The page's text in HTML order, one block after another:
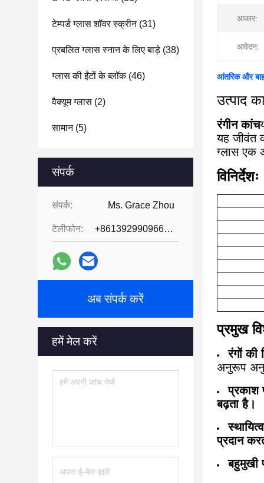
टेम्पर्ड ग्लास शॉवर स्क्रीन(31)
प्रबलित ग्लास स्नान के लिए बाड़े (38)
ग्लास की ईंटों के ब्लॉक(46)
वैक्यूम ग्लास (2)
सामान(5)
संपर्क
संपर्क: Ms. Grace Zhou
टेलीफोन: +8613929909663--13690711186
अब संपर्क करें
हमें मेल करें
आकार:
आवेदन:
आंतरिक और
उत्पाद
रंगीन कांच
यह जीवंत
ग्लास एक
विनिर्देशः
प्रमुख
रंगों की
अनुरूप
प्रकाश
बढ़ता है।
स्थायित्व
प्रदान
बहुमुखी